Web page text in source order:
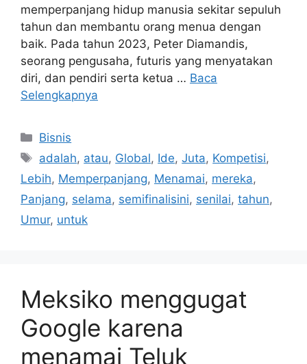
memperpanjang hidup manusia sekitar sepuluh
tahun dan membantu orang menua dengan
baik. Pada tahun 2023, Peter Diamandis,
seorang pengusaha, futuris yang menyatakan
diri, dan pendiri serta ketua … Baca
Selengkapnya
Kategori
Bisnis
Tag
adalah, atau, Global, Ide,Juta, Kompetisi,
Lebih, Memperpanjang, Menamai, mereka,
Panjang, selama, semifinalisini, senilai, tahun,
Umur, untuk
Meksiko menggugat
Google karena
menamai Teluk